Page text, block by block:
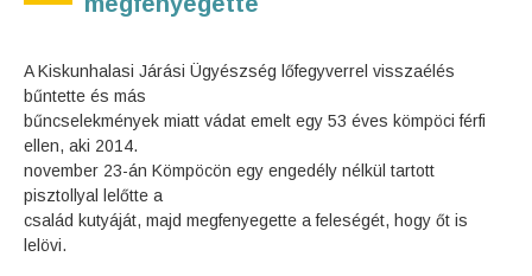
A Kiskunhalasi Járási Ügyészség lőfegyverrel visszaélés
bűntette és más
bűncselekmények miatt vádat emelt egy 53 éves kömpöci férfi
ellen, aki 2014.
november 23-án Kömpöcön egy engedély nélkül tartott
pisztollyal lelőtte a
család kutyáját, majd megfenyegette a feleségét, hogy őt is
lelövi.